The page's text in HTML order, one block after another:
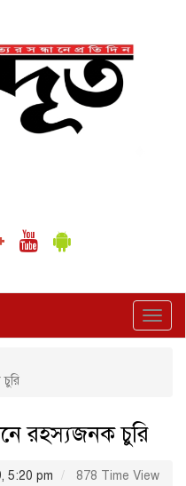
চুরি
রহস্যজনক চুরি
5:20 pm 878 Time View